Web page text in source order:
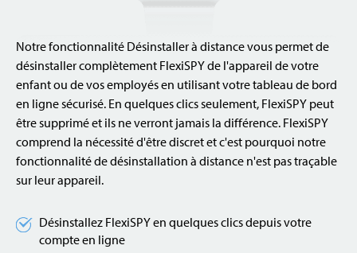
Notre fonctionnalité Désinstaller à distance vous permet de
désinstaller complètement FlexiSPY de l'appareil de votre
enfant ou de vos employés en utilisant votre tableau de bord
en ligne sécurisé. En quelques clics seulement, FlexiSPY peut
être supprimé et ils ne verront jamais la différence. FlexiSPY
comprend la nécessité d'être discret et c'est pourquoi notre
fonctionnalité de désinstallation à distance n'est pas traçable
sur leur appareil.
Désinstallez FlexiSPY en quelques clics depuis votre
compte en ligne